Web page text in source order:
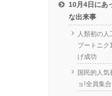
10月4日にあ
な出来事
人類初の人
プートニク
げ成功
国民的人気
ョ!全員集